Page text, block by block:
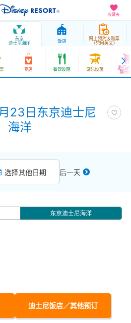
收藏夹
东京
迪士尼海洋 饭店 网上预约＆购票
（只用英文）
商店 餐饮设施 游乐设施 游行
娱乐
23日东京迪士尼
海洋
选择其他日期 后一天
东京迪士尼海洋
迪士尼饭店／其他预订